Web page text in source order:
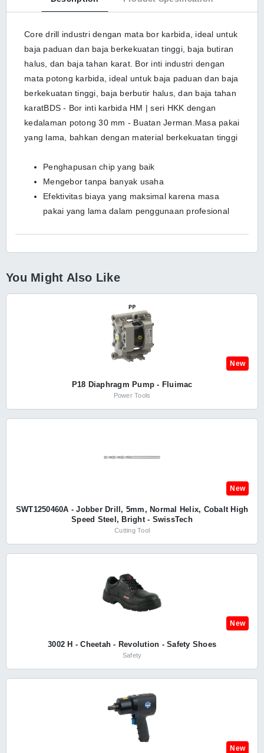
Core drill industri dengan mata bor karbida, ideal untuk
baja paduan dan baja berkekuatan tinggi, baja butiran
halus, dan baja tahan karat. Bor inti industri dengan
mata potong karbida, ideal untuk baja paduan dan baja
berkekuatan tinggi, baja berbutir halus, dan baja tahan
karatBDS - Bor inti karbida HM | seri HKK dengan
kedalaman potong 30 mm - Buatan Jerman.Masa pakai
yang lama, bahkan dengan material berkekuatan tinggi
Penghapusan chip yang baik
Mengebor tanpa banyak usaha
Efektivitas biaya yang maksimal karena masa
pakai yang lama dalam penggunaan profesional
You Might Also Like
New
P18 Diaphragm Pump - Fluimac
Power Tools
New
SWT1250460A - Jobber Drill, 5mm, Normal Helix, Cobalt High
Speed Steel, Bright - SwissTech
Cutting Tool
New
3002 H - Cheetah - Revolution - Safety Shoes
Safety
New